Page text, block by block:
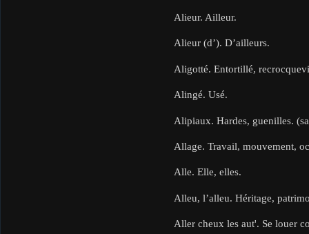
Alieur. Ailleur.
Alieur (d’). D’ailleurs.
Aligotté. Entortillé,
Alingé. Usé.
Alipiaux. Hardes, guenilles.
Allage. Travail, mouvement,
Alle. Elle, elles.
Alleu, l’alleu. Héritage,
Aller cheux les aut'. Se louer